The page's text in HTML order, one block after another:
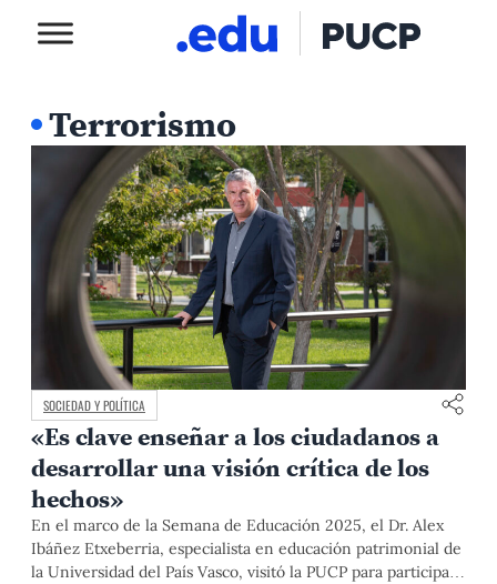
Terrorismo
SOCIEDAD Y POLÍTICA
«Es clave enseñar a los ciudadanos a
desarrollar una visión crítica de los
hechos»
En el marco de la Semana de Educación 2025, el Dr. Alex
Ibáñez Etxeberria, especialista en educación patrimonial de
la Universidad del País Vasco, visitó la PUCP para participar